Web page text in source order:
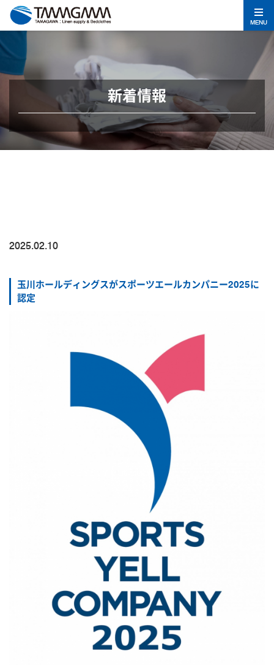
MENU
新着情報
2025.02.10
玉川ホールディングスがスポーツエールカンパニー2025に
認定